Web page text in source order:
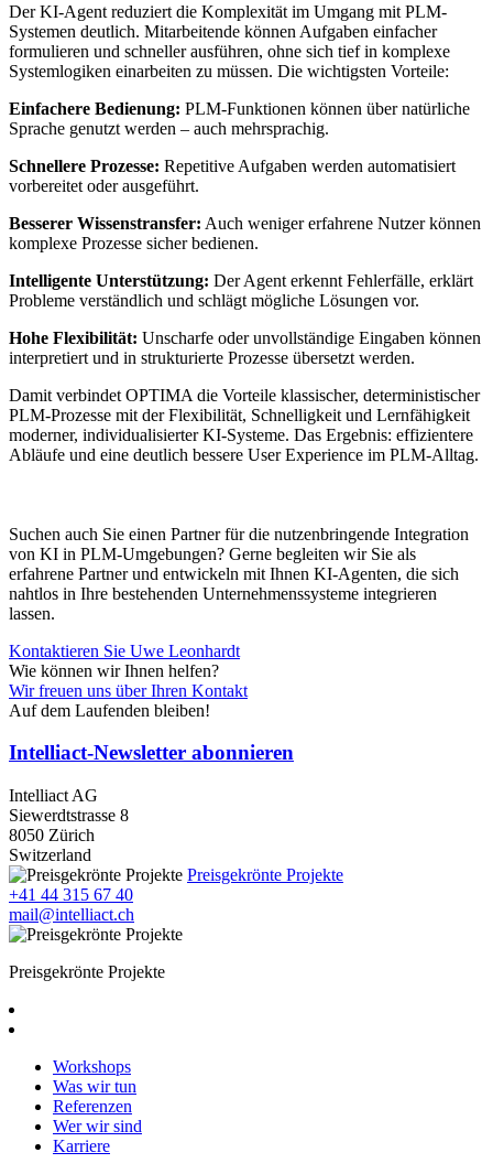
Der KI-Agent reduziert die Komplexität im Umgang mit PLM-
Systemen deutlich. Mitarbeitende können Aufgaben einfacher
formulieren und schneller ausführen, ohne sich tief in komplexe
Systemlogiken einarbeiten zu müssen. Die wichtigsten Vorteile:
Einfachere Bedienung: PLM-Funktionen können über natürliche
Sprache genutzt werden – auch mehrsprachig.
Schnellere Prozesse: Repetitive Aufgaben werden automatisiert
vorbereitet oder ausgeführt.
Besserer Wissenstransfer: Auch weniger erfahrene Nutzer können
komplexe Prozesse sicher bedienen.
Intelligente Unterstützung: Der Agent erkennt Fehlerfälle, erklärt
Probleme verständlich und schlägt mögliche Lösungen vor.
Hohe Flexibilität: Unscharfe oder unvollständige Eingaben können
interpretiert und in strukturierte Prozesse übersetzt werden.
Damit verbindet OPTIMA die Vorteile klassischer, deterministischer
PLM-Prozesse mit der Flexibilität, Schnelligkeit und Lernfähigkeit
moderner, individualisierter KI-Systeme. Das Ergebnis: effizientere
Abläufe und eine deutlich bessere User Experience im PLM-Alltag.
Suchen auch Sie einen Partner für die nutzenbringende Integration
von KI in PLM-Umgebungen? Gerne begleiten wir Sie als
erfahrene Partner und entwickeln mit Ihnen KI-Agenten, die sich
nahtlos in Ihre bestehenden Unternehmenssysteme integrieren
lassen.
Kontaktieren Sie Uwe Leonhardt
Wie können wir Ihnen helfen?
Wir freuen uns über Ihren Kontakt
Auf dem Laufenden bleiben!
Intelliact-Newsletter abonnieren
Intelliact AG
Siewerdtstrasse 8
8050 Zürich
Switzerland
Preisgekrönte Projekte
+41 44 315 67 40
mail@intelliact.ch
Preisgekrönte Projekte
Workshops
Was wir tun
Referenzen
Wer wir sind
Karriere